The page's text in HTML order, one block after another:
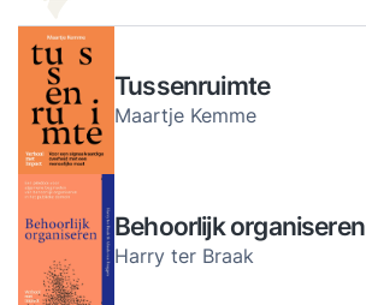
Tussenruimte
Maartje Kemme
Behoorlijk organiseren
Harry ter Braak